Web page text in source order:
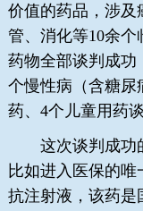
价值的药品，涉及
管、消化等10余
药物全部谈判成功
个慢性病（含糖尿
药、4个儿童用药
这次谈判成功的
比如进入医保的
抗注射液，该药